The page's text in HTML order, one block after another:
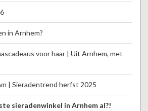
in Arnhem?
voor haar | Uit Arnhem, met
| Sieradentrend herfst 2025
sieradenwinkel in Arnhem al?!